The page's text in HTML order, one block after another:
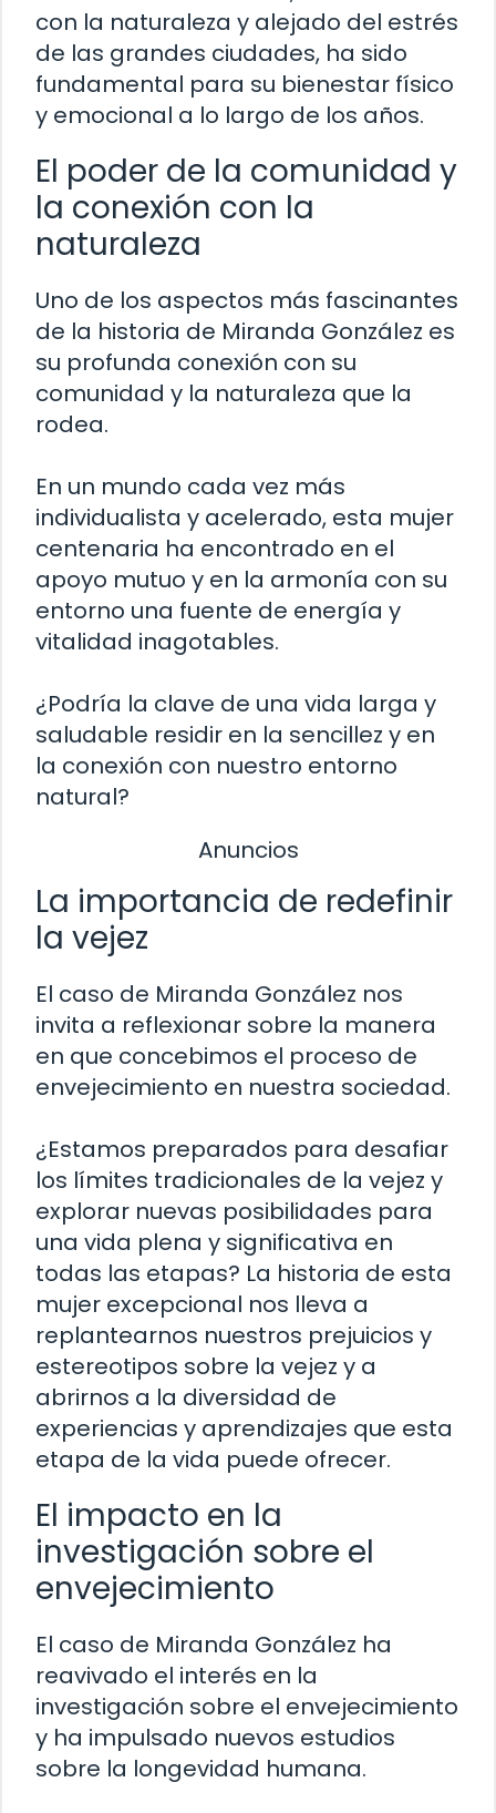
con la naturaleza y alejado del estrés
de las grandes ciudades, ha sido
fundamental para su bienestar físico
y emocional a lo largo de los años.
El poder de la comunidad y
la conexión con la
naturaleza
Uno de los aspectos más fascinantes
de la historia de Miranda González es
su profunda conexión con su
comunidad y la naturaleza que la
rodea.
En un mundo cada vez más
individualista y acelerado, esta mujer
centenaria ha encontrado en el
apoyo mutuo y en la armonía con su
entorno una fuente de energía y
vitalidad inagotables.
¿Podría la clave de una vida larga y
saludable residir en la sencillez y en
la conexión con nuestro entorno
natural?
Anuncios
La importancia de redefinir
la vejez
El caso de Miranda González nos
invita a reflexionar sobre la manera
en que concebimos el proceso de
envejecimiento en nuestra sociedad.
¿Estamos preparados para desafiar
los límites tradicionales de la vejez y
explorar nuevas posibilidades para
una vida plena y significativa en
todas las etapas? La historia de esta
mujer excepcional nos lleva a
replantearnos nuestros prejuicios y
estereotipos sobre la vejez y a
abrirnos a la diversidad de
experiencias y aprendizajes que esta
etapa de la vida puede ofrecer.
El impacto en la
investigación sobre el
envejecimiento
El caso de Miranda González ha
reavivado el interés en la
investigación sobre el envejecimiento
y ha impulsado nuevos estudios
sobre la longevidad humana.